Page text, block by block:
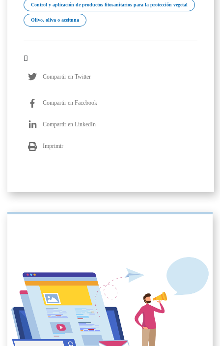
Control y aplicación de productos fitosanitarios para la protección vegetal
Olivo, oliva o aceituna
Compartir en Twitter
Compartir en Facebook
Compartir en LinkedIn
Imprimir